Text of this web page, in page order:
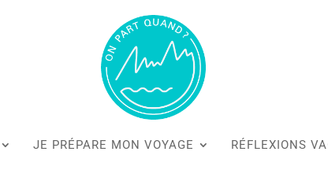
JE PRÉPARE MON VOYAGE RÉFLEXIONS